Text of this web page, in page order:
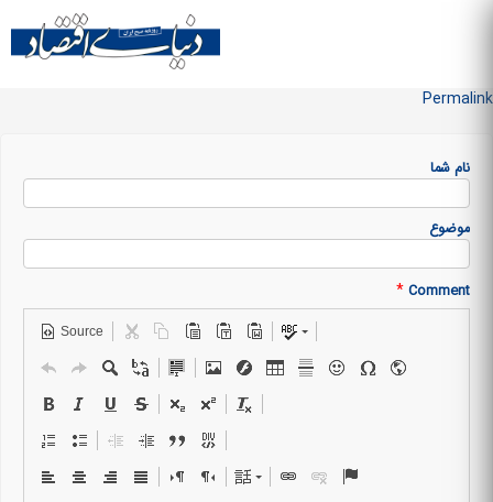
main
content
Permalink
نام شما
موضوع
Comment
*
Source